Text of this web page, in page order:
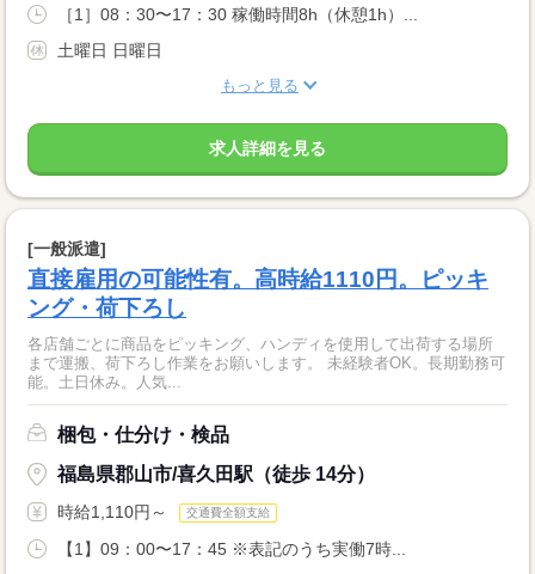
［1］08：30〜17：30 稼働時間8h（休憩1h）...
土曜日 日曜日
もっと見る
求人詳細を見る
[一般派遣]
直接雇用の可能性有。高時給1110円。ピッキ
ング・荷下ろし
各店舗ごとに商品をピッキング、ハンディを使用して出荷する場所
まで運搬、荷下ろし作業をお願いします。 未経験者OK。長期勤務可
能。土日休み。人気...
梱包・仕分け・検品
福島県郡山市/喜久田駅（徒歩 14分）
時給1,110円～ 交通費全額支給
【1】09：00〜17：45 ※表記のうち実働7時...